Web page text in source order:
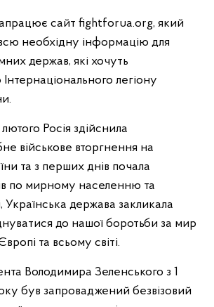
необхідну інформацію для
держав, які хочуть
легіону
Росія здійснила
військове вторгнення на
та з перших днів почала
по мирному населенню та
Українська держава закликала
до нашої боротьби за мир
та всьому світі.
Володимира Зеленського з 1
був запроваджений безвізовий